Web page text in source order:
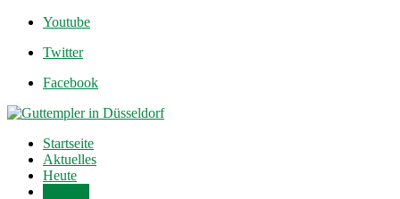
Youtube
Twitter
Facebook
Startseite
Aktuelles
Heute